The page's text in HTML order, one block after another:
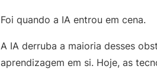
Foi quando a IA entrou em cena.
A IA derruba a maioria desses
aprendizagem em si. Hoje, as